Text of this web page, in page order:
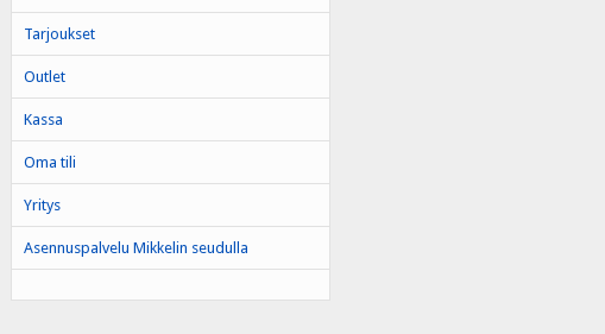
Tarjoukset
Outlet
Kassa
Oma tili
Yritys
Asennuspalvelu Mikkelin seudulla